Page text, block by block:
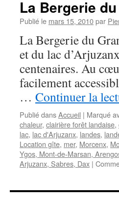
La Bergerie
Publié le mars 15, 2010par
La Bergerie du
et du lac
centenaires. Au
facilement
… Continuer la
Publié dansAccueil | Marqué
chaleur, clairière forêt landaise,
lac, lac d'Arjuzanx, landes,
Location gîte, mer, Morcenx,
Ygos, Mont-de-Marsan,
Arjuzanx, Sabres, Dax |